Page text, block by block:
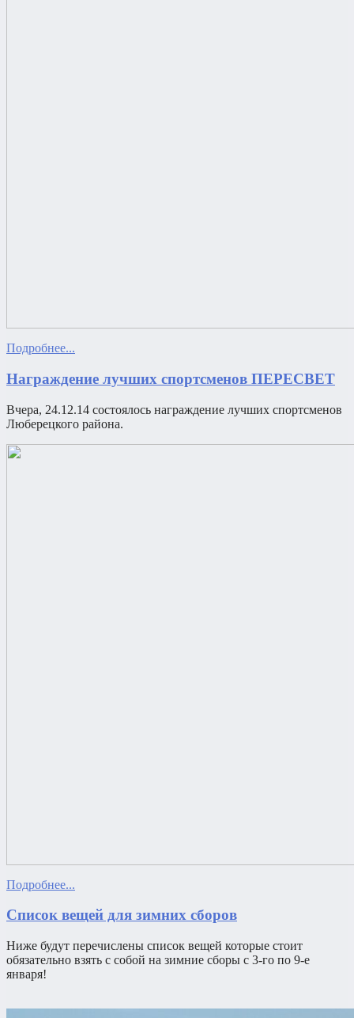
Подробнее...
Награждение лучших спортсменов ПЕРЕСВЕТ
Вчера, 24.12.14 состоялось награждение лучших спортсменов
Люберецкого района.
Подробнее...
Список вещей для зимних сборов
Ниже будут перечислены список вещей которые стоит
обязательно взять с собой на зимние сборы с 3-го по 9-е
января!